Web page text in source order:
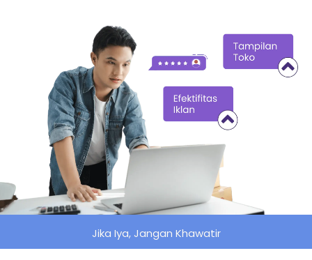
Jika Iya, Jangan Khawatir